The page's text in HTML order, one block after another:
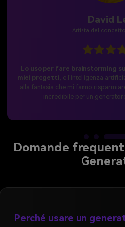
Sophia
Cosplayer & Creatore
Questo strumento è perfetto
media.Ho trasformato un
regina vampiro, ed è diventato
immagini di mostro
Domande
Perché usare un